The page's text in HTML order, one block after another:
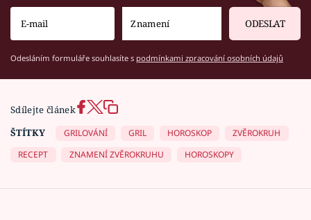
ODESLAT
Odesláním formuláře souhlasíte s podmínkami zpracování osobních údajů
Sdílejte článek
ŠTÍTKY
GRILOVÁNÍ GRIL HOROSKOP
ZVĚROKRUH
RECEPT
ZNAMENÍ ZVĚROKRUHU HOROSKOPY